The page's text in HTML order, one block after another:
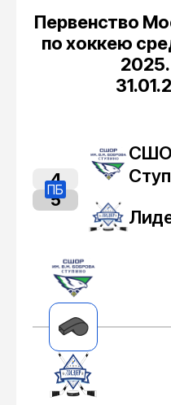
Первенство
по хоккею
2025.
4
ПБ
5